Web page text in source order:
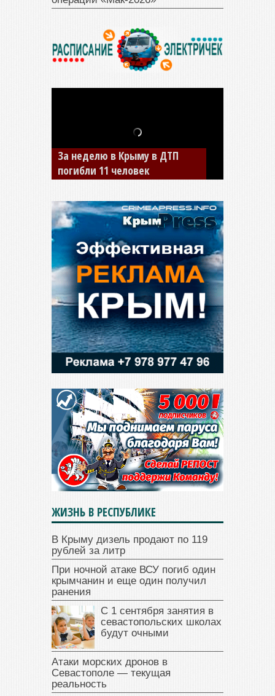
В Джанкое водитель ВАЗа
сбил двух детей на «зебре»
ЖИЗНЬ В РЕСПУБЛИКЕ
В Крыму дизель продают по 119
рублей за литр
При ночной атаке ВСУ погиб один
крымчанин и еще один получил
ранения
С 1 сентября занятия в
севастопольских школах
будут очными
Атаки морских дронов в
Севастополе — текущая
реальность